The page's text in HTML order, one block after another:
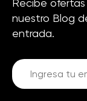
Recibe
nuestro Blog
entrada.